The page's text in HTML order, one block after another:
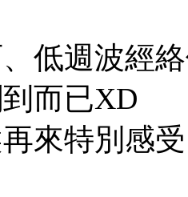
低週波經
而已XD
來特別感